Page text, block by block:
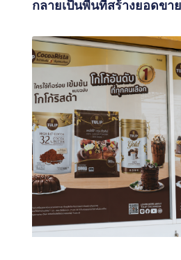
กลายเป็นพื้นที่สร้างยอดขาย